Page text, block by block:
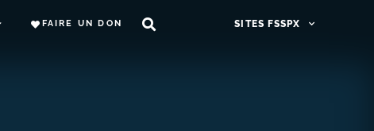
FAIRE UN DON SITES FSSPX